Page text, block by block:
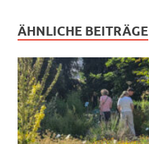
ÄHNLICHE BEITRÄGE